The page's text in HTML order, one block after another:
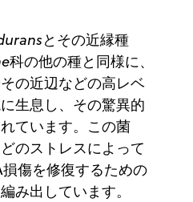
とその近縁種
科の他の種と同様に、
の近辺などの高レベ
生息し、その驚異的
ています。この菌
のストレスによって
傷を修復するための
み出しています。